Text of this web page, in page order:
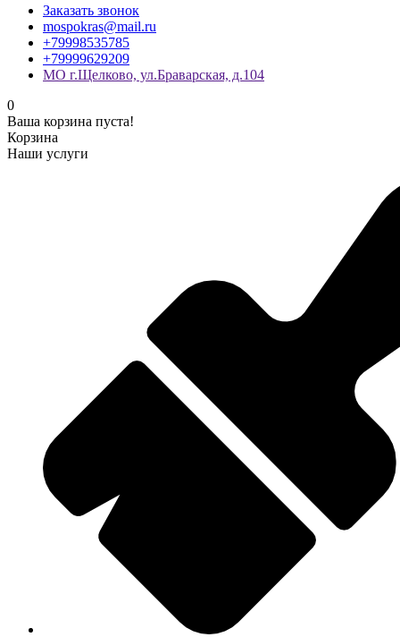
Заказать звонок
mospokras@mail.ru
+79998535785
+79999629209
МО г.Щелково, ул.Браварская, д.104
0
Ваша корзина пуста!
Корзина
Наши услуги